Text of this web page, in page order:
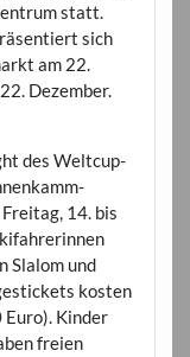
statt.
sich
am 22.
Dezember.
des Weltcup-
14. bis
Slalom und
kosten
Euro). Kinder
freien